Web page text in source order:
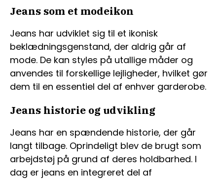
Jeans som et modeikon
Jeans har udviklet sig til et ikonisk
beklædningsgenstand, der aldrig går af
mode. De kan styles på utallige måder og
anvendes til forskellige lejligheder, hvilket gør
dem til en essentiel del af enhver garderobe.
Jeans historie og udvikling
Jeans har en spændende historie, der går
langt tilbage. Oprindeligt blev de brugt som
arbejdstøj på grund af deres holdbarhed. I
dag er jeans en integreret del af